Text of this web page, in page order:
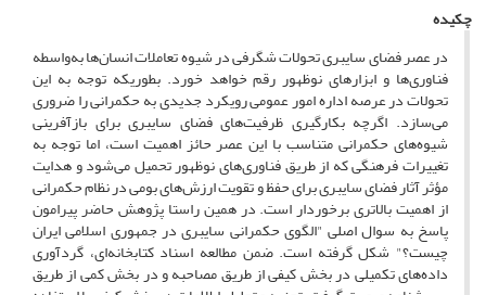
چکیده
در عصر فضای سایبری تحولات شگرفی در شیوه تعاملات انسان‌ها به‌واسطه
فناوری‌ها و ابزارهای نوظهور رقم خواهد خورد. بطوریکه توجه به این
تحولات در عرصه اداره امور عمومی رویکرد جدیدی به حکمرانی را ضروری
می‌سازد. اگرچه بکارگیری ظرفیت‌های فضای سایبری برای بازآفرینی
شیوه‌های حکمرانی متناسب با این عصر حائز اهمیت است، اما توجه به
تغییرات فرهنگی که از طریق فناوری‌های نوظهور تحمیل می‌شود و هدایت
مؤثر آثار فضای سایبری برای حفظ و تقویت ارزش‌های بومی در نظام حکمرانی
از اهمیت بالاتری برخوردار است. در همین راستا پژوهش حاضر پیرامون
پاسخ به سوال اصلی "الگوی حکمرانی سایبری در جمهوری اسلامی ایران
چیست؟" شکل گرفته است. ضمن مطالعه اسناد کتابخانه‌ای، گردآوری
داده‌های تکمیلی در بخش کیفی از طریق مصاحبه و در بخش کمی از طریق